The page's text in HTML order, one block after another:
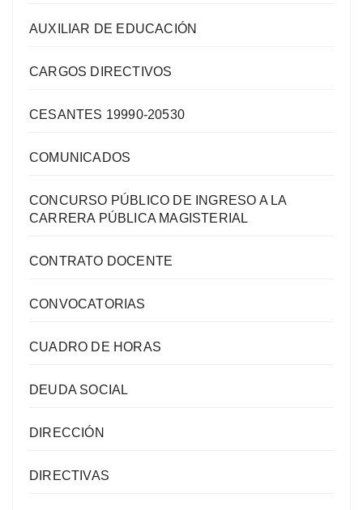
AUXILIAR DE EDUCACIÓN
CARGOS DIRECTIVOS
CESANTES 19990-20530
COMUNICADOS
CONCURSO PÚBLICO DE INGRESO A LA
CARRERA PÚBLICA MAGISTERIAL
CONTRATO DOCENTE
CONVOCATORIAS
CUADRO DE HORAS
DEUDA SOCIAL
DIRECCIÓN
DIRECTIVAS